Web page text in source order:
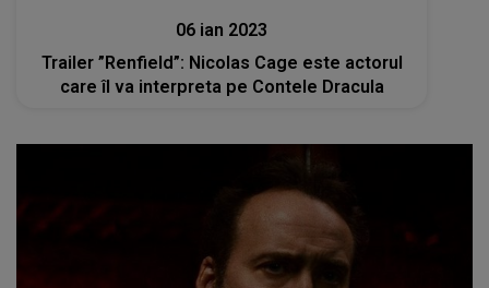
06 ian 2023
Trailer ”Renfield”: Nicolas Cage este actorul
care îl va interpreta pe Contele Dracula